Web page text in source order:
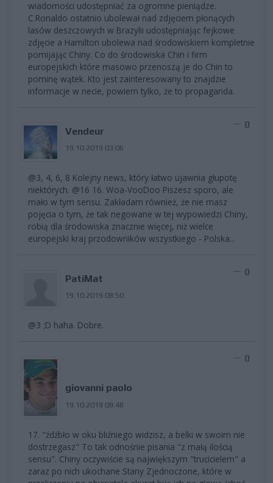
wiadomości udostępniać za ogromne pieniądze.
C.Ronaldo ostatnio ubolewał nad zdjęciem płonących
lasów deszczowych w Brazylii udostępniając fejkowe
zdjęcie a Hamilton ubolewa nad środowiskiem kompletnie
pomijając Chiny. Co do środowiska Chin i firm
europejskich które masowo przenoszą je do Chin to
pominę wątek. Kto jest zainteresowany to znajdzie
informacje w necie, powiem tylko, że to propaganda.
Vendeur
19.10.2019 03:06
0
@3, 4, 6, 8 Kolejny news, który łatwo ujawnia głupotę
niektórych. @16 16. Woa-VooDoo Piszesz sporo, ale
mało w tym sensu. Zakładam również, że nie masz
pojęcia o tym, że tak negowane w tej wypowiedzi Chiny,
robią dla środowiska znacznie więcej, niż wielce
europejski kraj przodowników wszystkiego - Polska...
PatiMat
19.10.2019 08:50
0
@3 ;D haha. Dobre.
giovanni paolo
19.10.2019 09:48
0
17. "źdźbło w oku bliźniego widzisz, a belki w swoim nie
dostrzegasz" To tak odnośnie pisania "z małą ilością
sensu". Chiny oczywiście są największym "trucicielem" a
zaraz po nich ukochane Stany Zjednoczone, które w